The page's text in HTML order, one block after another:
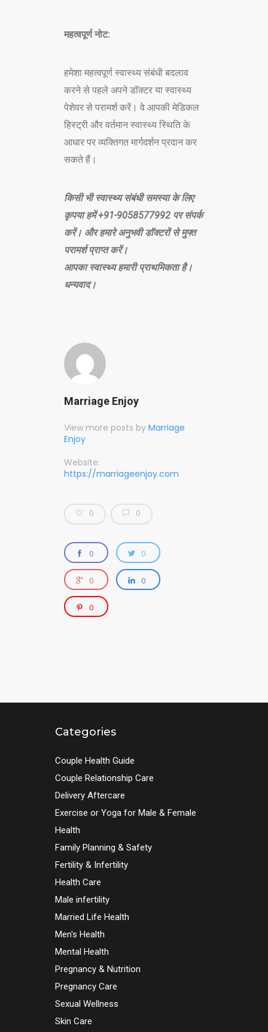
महत्वपूर्ण नोट:
हमेशा महत्वपूर्ण स्वास्थ्य संबंधी बदलाव
करने से पहले अपने डॉक्टर या स्वास्थ्य
पेशेवर से परामर्श करें। वे आपकी मेडिकल
हिस्ट्री और वर्तमान स्वास्थ्य स्थिति के
आधार पर व्यक्तिगत मार्गदर्शन प्रदान कर
सकते हैं।
किसी भी स्वास्थ्य संबंधी समस्या के लिए
कृपया हमें +91-9058577992 पर संपर्क
करें। और हमारे अनुभवी डॉक्टरों से मुफ्त
परामर्श प्राप्त करें।
आपका स्वास्थ्य हमारी प्राथमिकता है।
धन्यवाद।
Marriage Enjoy
View more posts by Marriage
Enjoy
Website:
https://marriageenjoy.com
0 0
0 0
0 0
0
Categories
Couple Health Guide
Couple Relationship Care
Delivery Aftercare
Exercise or Yoga for Male & Female
Health
Family Planning & Safety
Fertility & Infertility
Health Care
Male infertility
Married Life Health
Men's Health
Mental Health
Pregnancy & Nutrition
Pregnancy Care
Sexual Wellness
Skin Care